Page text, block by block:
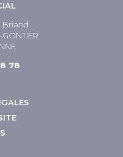
Briand
78